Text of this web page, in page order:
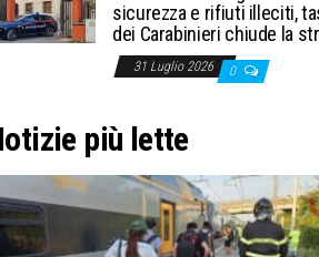
sicurezza e rifiuti illeciti,
dei Carabinieri chiude la
31 Luglio 2026 0
più lette